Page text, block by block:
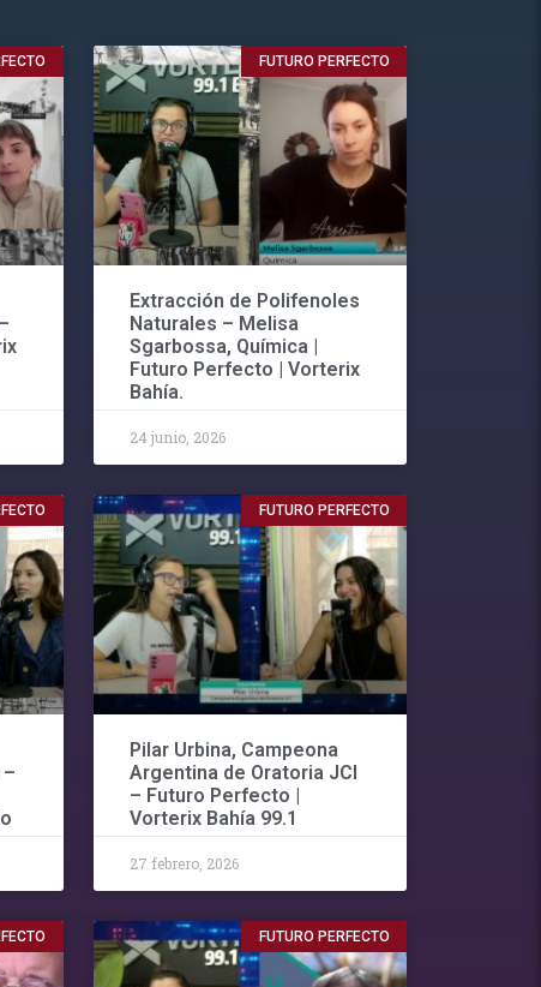
FUTURO PERFECTO
Extracción de Polifenoles
Naturales – Melisa
Sgarbossa, Química |
Futuro Perfecto | Vorterix
Bahía.
24 junio, 2026
FUTURO PERFECTO
Pilar Urbina, Campeona
Argentina de Oratoria JCI
– Futuro Perfecto |
Vorterix Bahía 99.1
27 febrero, 2026
FUTURO PERFECTO